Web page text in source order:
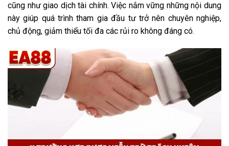
cũng như giao dịch tài chính. Việc nắm vững những nội dung
này giúp quá trình tham gia đầu tư trở nên chuyên nghiệp,
chủ động, giảm thiểu tối đa các rủi ro không đáng có.